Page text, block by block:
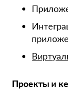
Проекты и